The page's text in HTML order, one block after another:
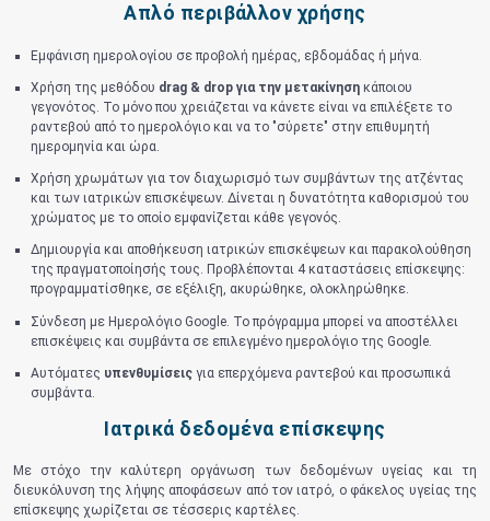
Απλό περιβάλλον χρήσης
Εμφάνιση ημερολογίου σε προβολή ημέρας, εβδομάδας ή μήνα.
Χρήση της μεθόδου drag & drop για την μετακίνηση κάποιου
γεγονότος. Το μόνο που χρειάζεται να κάνετε είναι να επιλέξετε το
ραντεβού από το ημερολόγιο και να το "σύρετε" στην επιθυμητή
ημερομηνία και ώρα.
Χρήση χρωμάτων για τον διαχωρισμό των συμβάντων της ατζέντας
και των ιατρικών επισκέψεων. Δίνεται η δυνατότητα καθορισμού του
χρώματος με το οποίο εμφανίζεται κάθε γεγονός.
Δημιουργία και αποθήκευση ιατρικών επισκέψεων και παρακολούθηση
της πραγματοποίησής τους. Προβλέπονται 4 καταστάσεις επίσκεψης:
προγραμματίσθηκε, σε εξέλιξη, ακυρώθηκε, ολοκληρώθηκε.
Σύνδεση με Ημερολόγιο Google. Το πρόγραμμα μπορεί να αποστέλλει
επισκέψεις και συμβάντα σε επιλεγμένο ημερολόγιο της Google.
Αυτόματες υπενθυμίσεις για επερχόμενα ραντεβού και προσωπικά
συμβάντα.
Ιατρικά δεδομένα επίσκεψης
Με στόχο την καλύτερη οργάνωση των δεδομένων υγείας και τη
διευκόλυνση της λήψης αποφάσεων από τον ιατρό, ο φάκελος υγείας της
επίσκεψης χωρίζεται σε τέσσερις καρτέλες.